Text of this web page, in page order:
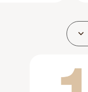
פרופיל הטעם פירותי is not selectable
אספרסו קצר